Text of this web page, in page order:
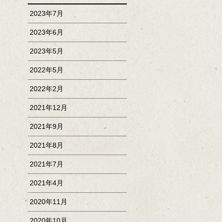
2023年7月
2023年6月
2023年5月
2022年5月
2022年2月
2021年12月
2021年9月
2021年8月
2021年7月
2021年4月
2020年11月